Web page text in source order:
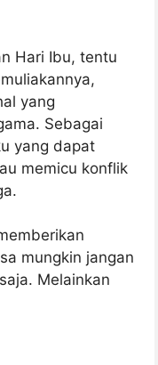
Hari Ibu, tentu
yang
Sebagai
yang dapat
memicu konflik
mungkin jangan
Melainkan